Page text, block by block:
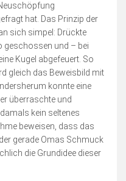
hat. Das Prinzip der
sich simpel: Drückte
geschossen und – bei
Kugel abgefeuert. So
gleich das Beweisbild mit
konnte eine
überraschte und
kein seltenes
beweisen, dass das
gerade Omas Schmuck
die Grundidee dieser